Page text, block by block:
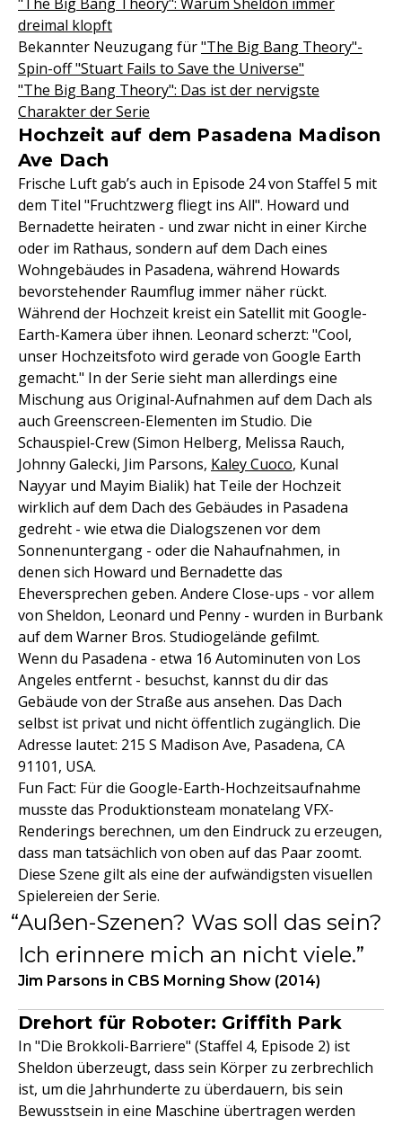
dreimal klopft
Bekannter Neuzugang für"The Big Bang Theory"-
Spin-off "Stuart Fails to Save the Universe"
"The Big Bang Theory": Das ist der nervigste
Charakter der Serie
Hochzeit auf dem Pasadena Madison
Ave Dach
Frische Luft gab’s auch in Episode 24 von Staffel 5 mit
dem Titel "Fruchtzwerg fliegt ins All". Howard und
Bernadette heiraten - und zwar nicht in einer Kirche
oder im Rathaus, sondern auf dem Dach eines
Wohngebäudes in Pasadena, während Howards
bevorstehender Raumflug immer näher rückt.
Während der Hochzeit kreist ein Satellit mit Google-
Earth-Kamera über ihnen. Leonard scherzt: "Cool,
unser Hochzeitsfoto wird gerade von Google Earth
gemacht." In der Serie sieht man allerdings eine
Mischung aus Original-Aufnahmen auf dem Dach als
auch Greenscreen-Elementen im Studio. Die
Schauspiel-Crew (Simon Helberg, Melissa Rauch,
Johnny Galecki, Jim Parsons, Kaley Cuoco, Kunal
Nayyar und Mayim Bialik) hat Teile der Hochzeit
wirklich auf dem Dach des Gebäudes in Pasadena
gedreht - wie etwa die Dialogszenen vor dem
Sonnenuntergang - oder die Nahaufnahmen, in
denen sich Howard und Bernadette das
Eheversprechen geben. Andere Close-ups - vor allem
von Sheldon, Leonard und Penny - wurden in Burbank
auf dem Warner Bros. Studiogelände gefilmt.
Wenn du Pasadena - etwa 16 Autominuten von Los
Angeles entfernt - besuchst, kannst du dir das
Gebäude von der Straße aus ansehen. Das Dach
selbst ist privat und nicht öffentlich zugänglich. Die
Adresse lautet: 215 S Madison Ave, Pasadena, CA
91101, USA.
Fun Fact: Für die Google-Earth-Hochzeitsaufnahme
musste das Produktionsteam monatelang VFX-
Renderings berechnen, um den Eindruck zu erzeugen,
dass man tatsächlich von oben auf das Paar zoomt.
Diese Szene gilt als eine der aufwändigsten visuellen
Spielereien der Serie.
Außen-Szenen? Was soll das sein?
Ich erinnere mich an nicht viele.
Jim Parsons in CBS Morning Show (2014)
Drehort für Roboter: Griffith Park
In "Die Brokkoli-Barriere" (Staffel 4, Episode 2) ist
Sheldon überzeugt, dass sein Körper zu zerbrechlich
ist, um die Jahrhunderte zu überdauern, bis sein
Bewusstsein in eine Maschine übertragen werden